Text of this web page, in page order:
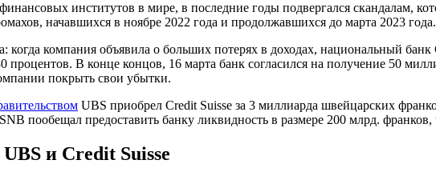
институтов в мире, в последние годы подвергался скандалам,
начавшихся в ноябре 2022 года и продолжавшихся до марта 2023 года.
компания объявила о больших потерях в доходах, национальный банк
процентов. В конце концов, 16 марта банк согласился на получение 50
покрыть свои убытки.
UBS приобрел Credit Suisse за 3 миллиарда швейцарских
пообещал предоставить банку ликвидность в размере 200 млрд. франков,
и Credit Suisse